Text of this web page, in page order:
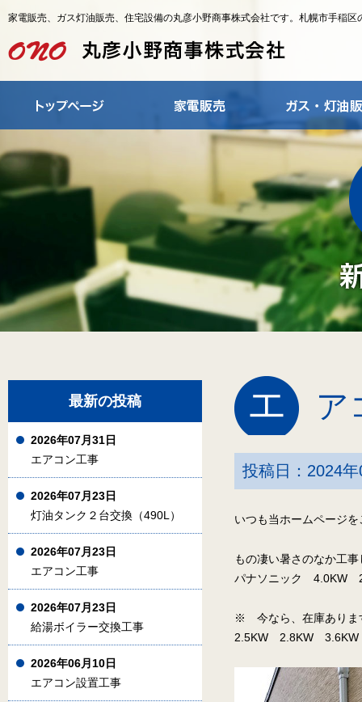
家電販売、ガス灯油販売、住宅設備の丸彦小野商事株式会社です。札幌市手稲区
エ ア
投稿日：2024
いつも当ホームページ
もの凄い暑さのなか工
パナソニック 4.0KW
※ 今なら、在庫ありま
2.5KW 2.8KW
最新の投稿
2026年07月31日
エアコン工事
2026年07月23日
灯油タンク２台交換（490L）
2026年07月23日
エアコン工事
2026年07月23日
給湯ボイラー交換工事
2026年06月10日
エアコン設置工事